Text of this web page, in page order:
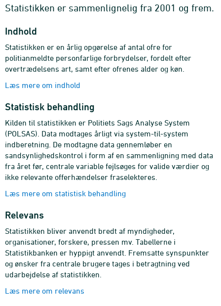
Statistikken er sammenlignelig fra 2001 og frem.
Indhold
Statistikken er en årlig opgørelse af antal ofre for
politianmeldte personfarlige forbrydelser, fordelt efter
overtrædelsens art, samt efter ofrenes alder og køn.
Læs mere om indhold
Statistisk behandling
Kilden til statistikken er Politiets Sags Analyse System
(POLSAS). Data modtages årligt via system-til-system
indberetning. De modtagne data gennemløber en
sandsynlighedskontrol i form af en sammenligning med data
fra året før, centrale variable fejlsøges for valide værdier og
ikke relevante offerhændelser fraselekteres.
Læs mere om statistisk behandling
Relevans
Statistikken bliver anvendt bredt af myndigheder,
organisationer, forskere, pressen mv. Tabellerne i
Statistikbanken er hyppigt anvendt. Fremsatte synspunkter
og ønsker fra centrale brugere tages i betragtning ved
udarbejdelse af statistikken.
Læs mere om relevans